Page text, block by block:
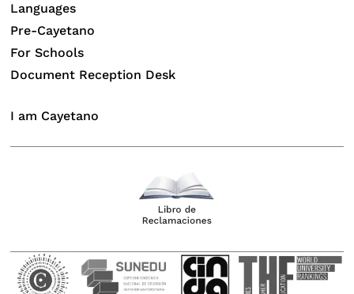
Languages
Pre-Cayetano
For Schools
Document Reception Desk
I am Cayetano